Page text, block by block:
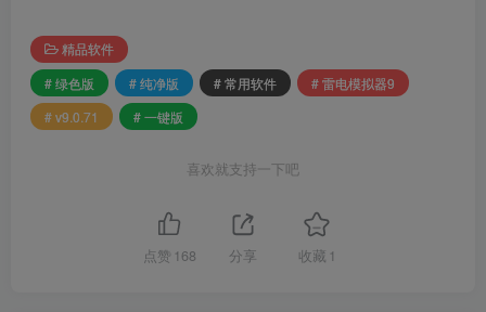
精品软件
# 绿色版
# 纯净版 # 常用软件
# 雷电模拟器9
# v9.0.71
# 一键版
喜欢就支持一下吧
点赞 168 分享 收藏 1